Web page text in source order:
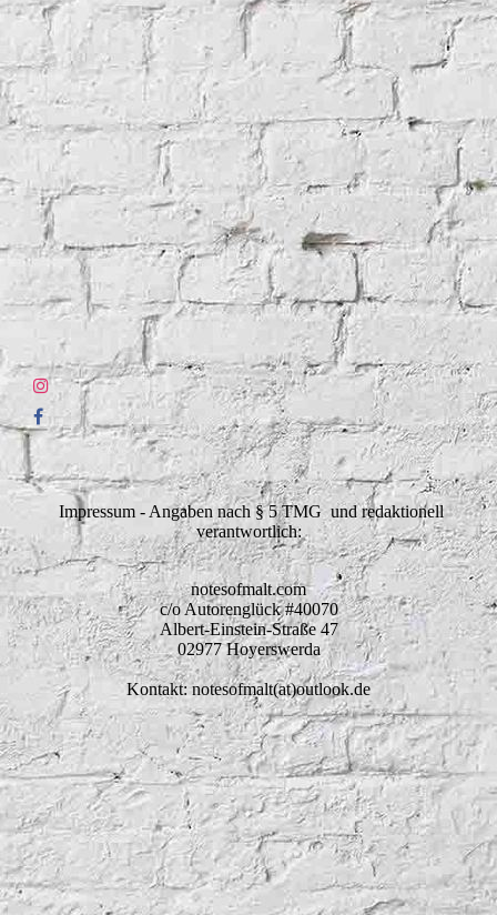
Impressum - Angaben nach § 5 TMG und redaktionell
verantwortlich:
notesofmalt.com
c/o Autorenglück #40070
Albert-Einstein-Straße 47
02977 Hoyerswerda
Kontakt: notesofmalt(at)outlook.de